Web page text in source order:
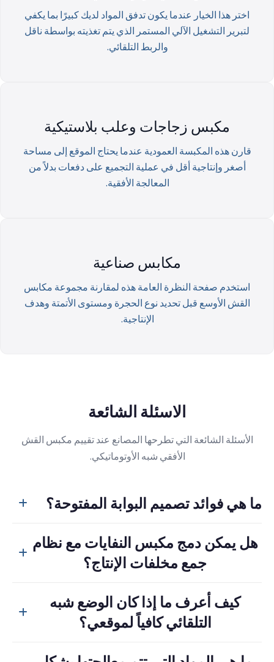
اختر هذا الخيار عندما يكون تدفق المواد لديك كبيرًا بما يكفي
لتبرير التشغيل الآلي المستمر الذي يتم تغذيته بواسطة ناقل
والربط التلقائي.
مكبس زجاجات وعلب بلاستيكية
قارن هذه المكبسة العمودية عندما يحتاج الموقع إلى مساحة
أصغر وإنتاجية أقل في عملية التجميع على دفعات بدلاً من
المعالجة الأفقية.
مكابس صناعية
استخدم صفحة النظرة العامة هذه لمقارنة مجموعة مكابس
القش الأوسع قبل تحديد نوع الحجرة ومستوى الأتمتة وهدف
الإنتاجية.
الاسئلة الشائعة
الأسئلة الشائعة التي تطرحها المصانع عند تقييم مكبس القش
الأفقي شبه الأوتوماتيكي.
ما هي فوائد تصميم البوابة المفتوحة؟
أسرع وأبسط، مما يقلل من الانقطاع بين الدورات ويحسن
الإنتاجية العملية.
هل يمكن دمج مكبس النفايات مع نظام
جمع مخلفات الإنتاج؟
نعم. يمكن لنظام تجميع الخردة الإعصاري الاختياري أو ما شابهه
أن ينقل الزوائد والنفايات السائبة من مناطق الإنتاج إلى آلة
التجميع بكفاءة أكبر.
كيف أعرف ما إذا كان الوضع شبه
التلقائي كافياً لموقعي؟